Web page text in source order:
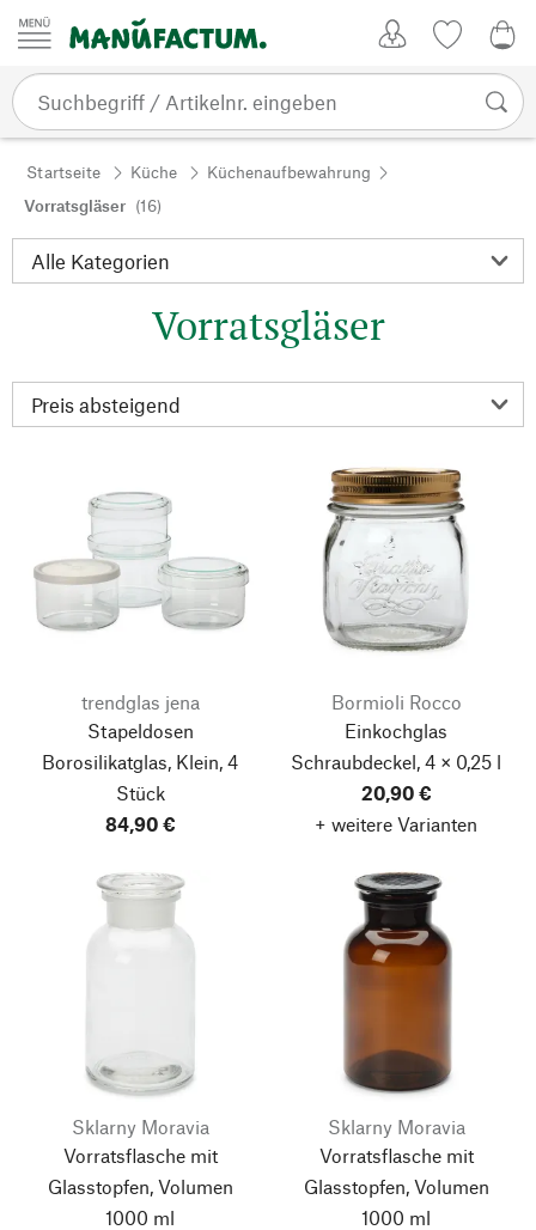
Zum Inhalt springen
Startseite Küche
Küchenaufbewahrung
Vorratsgläser (16)
Vorratsgläser
trendglas jena
Stapeldosen
Borosilikatglas, Klein, 4
Stück
84,90 €
Bormioli Rocco
Einkochglas
Schraubdeckel, 4 × 0,25 l
20,90 €
+ weitere Varianten
Sklarny Moravia
Vorratsflasche mit
Glasstopfen, Volumen
1000 ml
Sklarny Moravia
Vorratsflasche mit
Glasstopfen, Volumen
1000 ml